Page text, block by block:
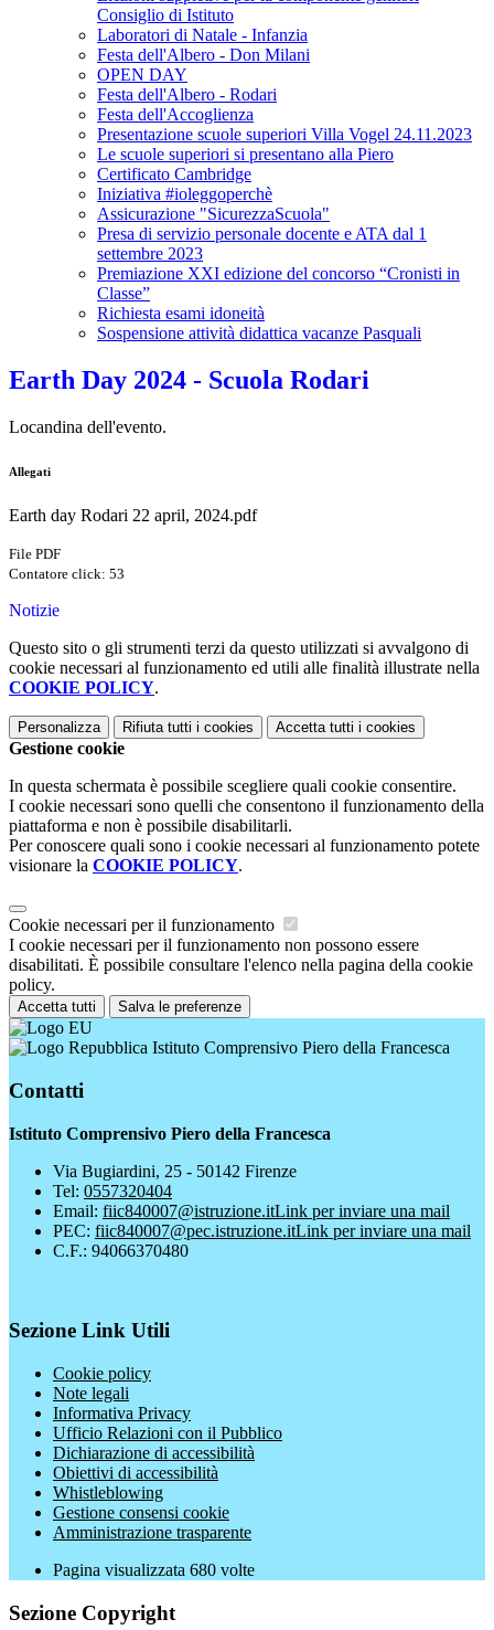
Consiglio di Istituto
Laboratori di Natale - Infanzia
Festa dell'Albero - Don Milani
OPEN DAY
Festa dell'Albero - Rodari
Festa dell'Accoglienza
Presentazione scuole superiori Villa Vogel 24.11.2023
Le scuole superiori si presentano alla Piero
Certificato Cambridge
Iniziativa #ioleggoperchè
Assicurazione "SicurezzaScuola"
Presa di servizio personale docente e ATA dal 1
settembre 2023
Premiazione XXI edizione del concorso “Cronisti in
Classe”
Richiesta esami idoneità
Sospensione attività didattica vacanze Pasquali
Earth Day 2024 - Scuola Rodari
Locandina dell'evento.
Allegati
Earth day Rodari 22 april, 2024.pdf
File PDF
Contatore click: 53
Notizie
Questo sito o gli strumenti terzi da questo utilizzati si avvalgono di
cookie necessari al funzionamento ed utili alle finalità illustrate nella
COOKIE POLICY.
Personalizza Rifiuta tutti i cookies Accetta tutti i cookies
Gestione cookie
In questa schermata è possibile scegliere quali cookie consentire.
I cookie necessari sono quelli che consentono il funzionamento della
piattaforma e non è possibile disabilitarli.
Per conoscere quali sono i cookie necessari al funzionamento potete
visionare la COOKIE POLICY.
Cookie necessari per il funzionamento
I cookie necessari per il funzionamento non possono essere
disabilitati. È possibile consultare l'elenco nella pagina della cookie
policy.
Accetta tutti Salva le preferenze
Istituto Comprensivo Piero della Francesca
Contatti
Istituto Comprensivo Piero della Francesca
Via Bugiardini, 25 - 50142 Firenze
Tel: 0557320404
Email: fiic840007@istruzione.itLink per inviare una mail
PEC: fiic840007@pec.istruzione.itLink per inviare una mail
C.F.: 94066370480
Sezione Link Utili
Cookie policy
Note legali
Informativa Privacy
Ufficio Relazioni con il Pubblico
Dichiarazione di accessibilità
Obiettivi di accessibilità
Whistleblowing
Gestione consensi cookie
Amministrazione trasparente
Pagina visualizzata 680 volte
Sezione Copyright